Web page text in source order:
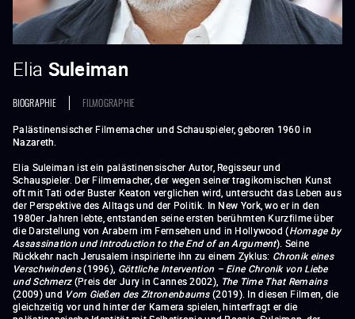
Elia Suleiman
BIOGRAPHIE FILMOGRAPHIE
Palästinensischer Filmemacher und Schauspieler, geboren 1960 in
Nazareth.
Elia Suleiman ist ein palästinensischer Autor, Regisseur und
Schauspieler. Der Filmemacher, der wegen seiner tragikomischen Kunst
oft mit Tati oder Buster Keaton verglichen wird, untersucht das Leben aus
der Perspektive des Alltags und der Politik. In New York, wo er in den
1980er Jahren lebte, entstanden seine ersten berühmten Kurzfilme über
die Darstellung von Arabern im Fernsehen und in Hollywood (Homage by
Assassination und Introduction to the End of an Argument). Seine
Rückkehr nach Jerusalem inspirierte ihn zu einem Zyklus: Chronik eines
Verschwindens(1996), Göttliche Intervention – Eine Chronik von Liebe
und Schmerz(Preis der Jury in Cannes 2002), The Time That Remains
(2009) und Vom Gießen des Zitronenbaums(2019). In diesen Filmen, die
gleichzeitig vor und hinter der Kamera spielen, hinterfragt er die